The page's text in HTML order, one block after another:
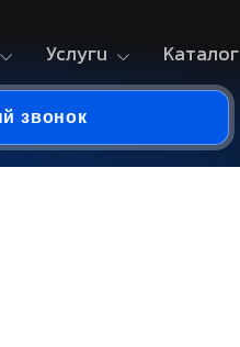
Услуги Каталог
звонок